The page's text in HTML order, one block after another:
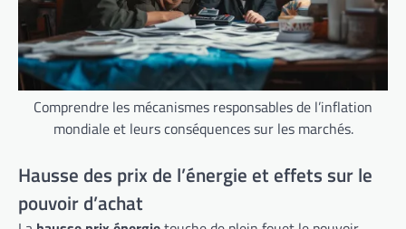
Comprendre les mécanismes responsables de l’inflation
mondiale et leurs conséquences sur les marchés.
Hausse des prix de l’énergie et effets sur le
pouvoir d’achat